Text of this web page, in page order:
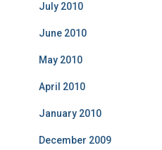
July 2010
June 2010
May 2010
April 2010
January 2010
December 2009